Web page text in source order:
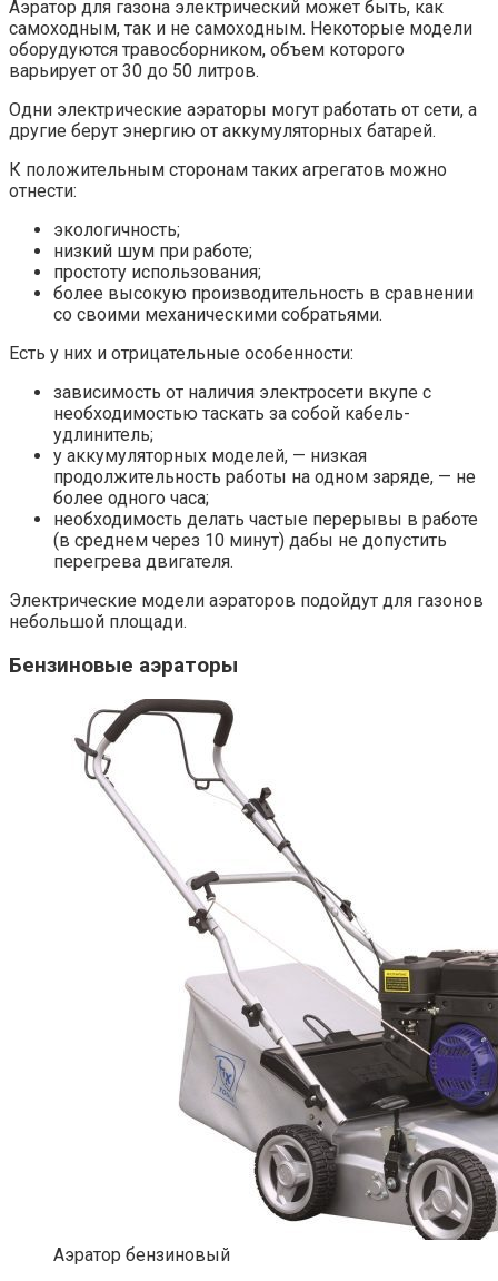
Аэратор для газона электрический может быть, как
самоходным, так и не самоходным. Некоторые модели
оборудуются травосборником, объем которого
варьирует от 30 до 50 литров.
Одни электрические аэраторы могут работать от сети, а
другие берут энергию от аккумуляторных батарей.
К положительным сторонам таких агрегатов можно
отнести:
экологичность;
низкий шум при работе;
простоту использования;
более высокую производительность в сравнении
со своими механическими собратьями.
Есть у них и отрицательные особенности:
зависимость от наличия электросети вкупе с
необходимостью таскать за собой кабель-
удлинитель;
у аккумуляторных моделей, — низкая
продолжительность работы на одном заряде, — не
более одного часа;
необходимость делать частые перерывы в работе
(в среднем через 10 минут) дабы не допустить
перегрева двигателя.
Электрические модели аэраторов подойдут для газонов
небольшой площади.
Бензиновые аэраторы
Аэратор бензиновый